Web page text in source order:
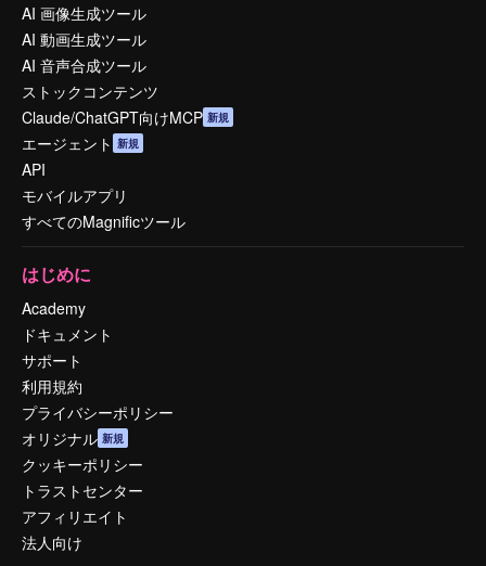
AI 画像生成ツール
AI 動画生成ツール
AI 音声合成ツール
ストックコンテンツ
Claude/ChatGPT向けMCP 新規
エージェント 新規
API
モバイルアプリ
すべてのMagnificツール
はじめに
Academy
ドキュメント
サポート
利用規約
プライバシーポリシー
オリジナル 新規
クッキーポリシー
トラストセンター
アフィリエイト
法人向け